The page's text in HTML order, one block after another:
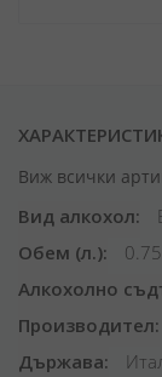
Виж всички
Вид алкохол
Обем (л.)
Алкохолно
Производител
Държава